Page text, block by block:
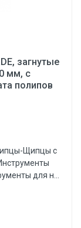
загнутые
мм, с
полипов
Щипцы с
для н...